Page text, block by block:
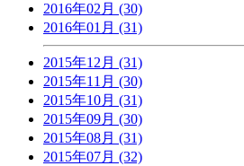
2016年02月 (30)
2016年01月 (31)
2015年12月 (31)
2015年11月 (30)
2015年10月 (31)
2015年09月 (30)
2015年08月 (31)
2015年07月 (32)